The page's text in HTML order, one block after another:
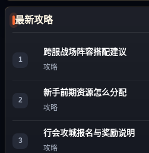
最新攻略
1
跨服战场阵容搭配建议
攻略
2
新手前期资源怎么分配
攻略
3
行会攻城报名与奖励说明
攻略